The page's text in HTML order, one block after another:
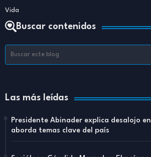
Vida
Buscar contenidos
Las más leídas
Presidente Abinader explica desalojo
aborda temas clave del país